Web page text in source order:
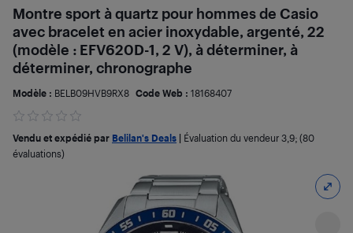
Montre sport à quartz pour hommes de Casio
avec bracelet en acier inoxydable, argenté, 22
(modèle : EFV620D-1, 2 V), à déterminer, à
déterminer, chronographe
Modèle : BELB09HVB9RX8 Code Web : 18168407
Vendu et expédié par Belilan's Deals Évaluation du vendeur 3,9; (80
évaluations)